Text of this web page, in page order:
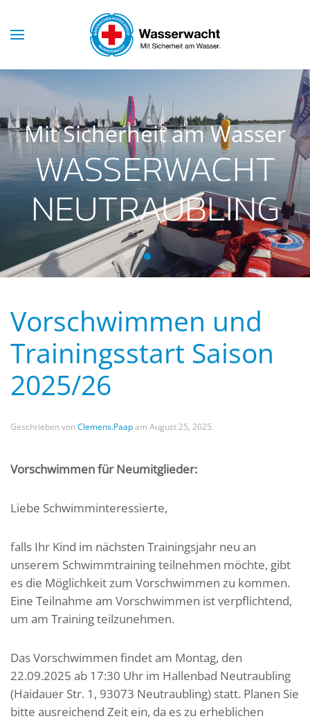
Mit Sicherheit am Wasser
WASSERWACHT
NEUTRAUBLING
Wasserwacht Neutraubling
Wasserwacht
Vorschwimmen und
Trainingsstart Saison
2025/26
Geschrieben vonClemens.Paapam August 25, 2025.
Vorschwimmen für Neumitglieder:
Liebe Schwimminteressierte,
falls Ihr Kind im nächsten Trainingsjahr neu an
unserem Schwimmtraining teilnehmen möchte, gibt
es die Möglichkeit zum Vorschwimmen zu kommen.
Eine Teilnahme am Vorschwimmen ist verpflichtend,
um am Training teilzunehmen.
Das Vorschwimmen findet am Montag, den
22.09.2025 ab 17:30 Uhr im Hallenbad Neutraubling
(Haidauer Str. 1, 93073 Neutraubling) statt. Planen Sie
bitte ausreichend Zeit ein, da es zu erheblichen